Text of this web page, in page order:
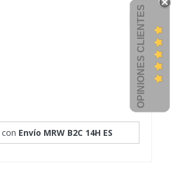
con Envío MRW B2C 14H ES
OPINIONES CLIENTES